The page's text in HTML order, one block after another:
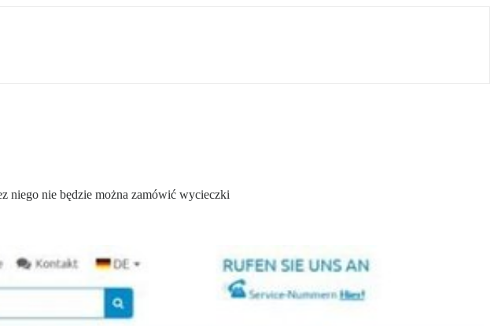
niego nie będzie można zamówić wycieczki